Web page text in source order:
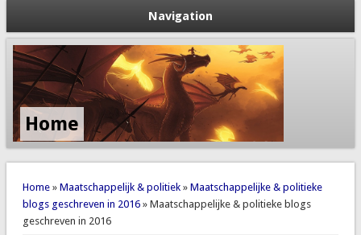
Navigation
Home
You are here
Home» Maatschappelijk & politiek» Maatschappelijke & politieke
blogs geschreven in 2016» Maatschappelijke & politieke blogs
geschreven in 2016